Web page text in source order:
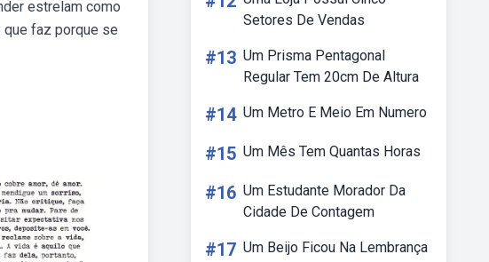
estrelam como
que faz porque se
Setores De Vendas
#13 Um Prisma Pentagonal
Regular Tem 20cm De Altura
#14 Um Metro E Meio Em Numero
#15 Um Mês Tem Quantas Horas
#16 Um Estudante Morador Da
Cidade De Contagem
#17 Um Beijo Ficou Na Lembrança